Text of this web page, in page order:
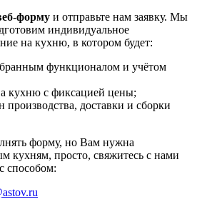
форму и отправьте нам заявку. Мы
индивидуальное
на кухню, в котором будет:
функционалом и учётом
кухню с фиксацией цены;
доставки и сборки
форму, но Вам нужна
кухням, просто, свяжитесь с нами
способом: